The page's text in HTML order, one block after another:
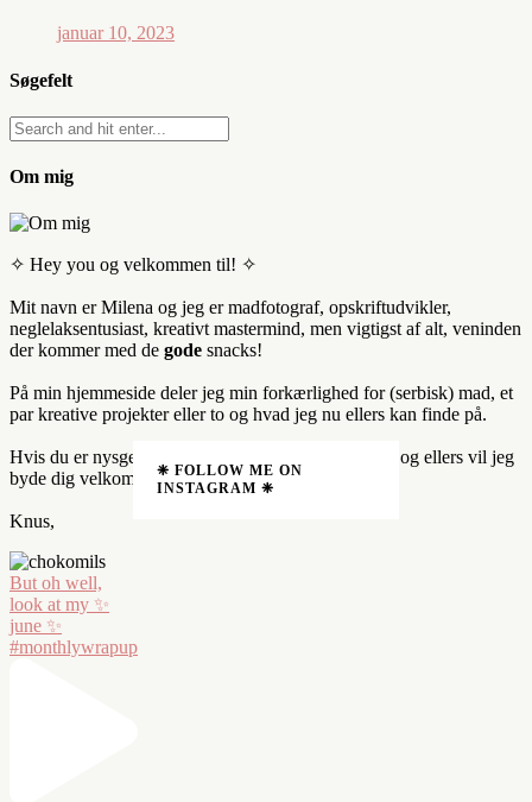
januar 10, 2023
Søgefelt
Om mig
✧ Hey you og velkommen til! ✧
Mit navn er Milena og jeg er madfotograf, opskriftudvikler,
neglelaksentusiast, kreativt mastermind, men vigtigst af alt, veninden
der kommer med de gode snacks!
På min hjemmeside deler jeg min forkærlighed for (serbisk) mad, et
par kreative projekter eller to og hvad jeg nu ellers kan finde på.
Hvis du er nysgerrig på mere,
og ellers vil jeg
byde dig velkommen til!
Knus,
❈ FOLLOW ME ON
INSTAGRAM ❈
But oh well,
look at my ✨
june ✨
#monthlywrapup